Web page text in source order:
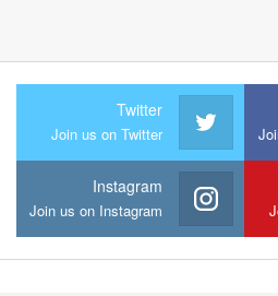
Twitter
Join us on Twitter
Instagram
Join us on Instagram